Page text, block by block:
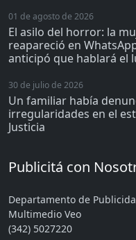
01 de agosto de 2026
El asilo del horror: la
reapareció en
anticipó que hablará el
30 de julio de 2026
Un familiar había
irregularidades en el
Justicia
Publicitá con
Departamento de
Multimedio Veo
(342) 5027220